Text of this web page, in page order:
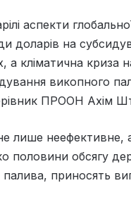
аспекти
доларів на
а кліматична
викопного
ПРООН Ахім
лише
половини обсягу
приносять